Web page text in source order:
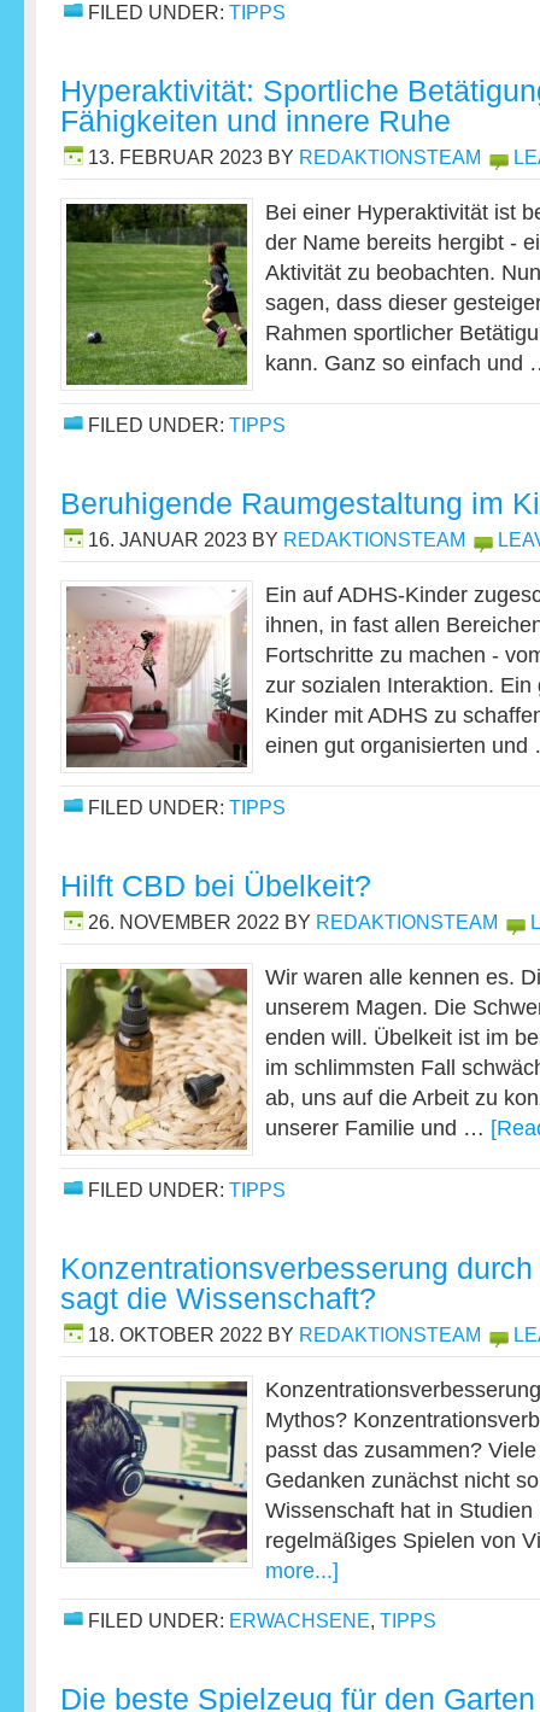
FILED UNDER: TIPPS
Hyperaktivität: Sportliche
Fähigkeiten und innere Ruhe
13. FEBRUAR 2023 BY REDAKTIONSTEAM
Bei einer Hyperaktivität ist
der Name bereits hergibt -
Aktivität zu beobachten.
sagen, dass dieser
Rahmen sportlicher
kann. Ganz so einfach
FILED UNDER: TIPPS
Beruhigende Raumgestaltung im
16. JANUAR 2023 BY REDAKTIONSTEAM
Ein auf ADHS-Kinder
ihnen, in fast allen
Fortschritte zu machen -
zur sozialen Interaktion.
Kinder mit ADHS zu
einen gut organisierten
FILED UNDER: TIPPS
Hilft CBD bei Übelkeit?
26. NOVEMBER 2022 BY REDAKTIONSTEAM
Wir waren alle kennen es.
unserem Magen. Die
enden will. Übelkeit ist im
im schlimmsten Fall
ab, uns auf die Arbeit zu
unserer Familie und …
FILED UNDER: TIPPS
Konzentrationsverbesserung
sagt die Wissenschaft?
18. OKTOBER 2022 BY REDAKTIONSTEAM
Mythos?
passt das zusammen?
Gedanken zunächst nicht
Wissenschaft hat in
regelmäßiges Spielen von
more...]
FILED UNDER: ERWACHSENE, TIPPS
Die beste Spielzeug für den